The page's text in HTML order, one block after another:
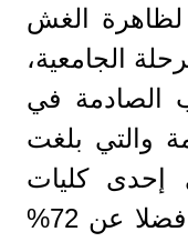
الغش
الجامعية،
الصادمة في
والتي بلغت
إحدى كليات
الطب البشري الحكومية، فضلا عن 72%